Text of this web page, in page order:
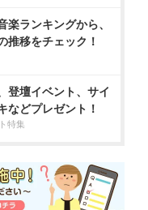
楽ランキングから、
推移をチェック！
登壇イベント、サイ
などプレゼント！
特集